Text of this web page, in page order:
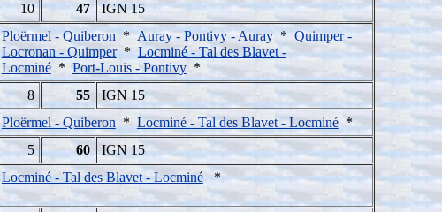
10 47
IGN 15
Ploërmel - Quiberon*Auray - Pontivy - Auray*Quimper -
Locronan - Quimper* Locminé - Tal des Blavet -
Locminé*Port-Louis - Pontivy*
8 55
IGN 15
Ploërmel - Quiberon * Locminé - Tal des Blavet - Locminé*
5 60
IGN 15
Locminé - Tal des Blavet - Locminé*